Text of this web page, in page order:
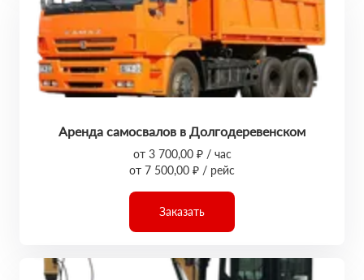
Аренда самосвалов в Долгодеревенском
от 3 700,00 ₽ / час
от 7 500,00 ₽ / рейс
Заказать